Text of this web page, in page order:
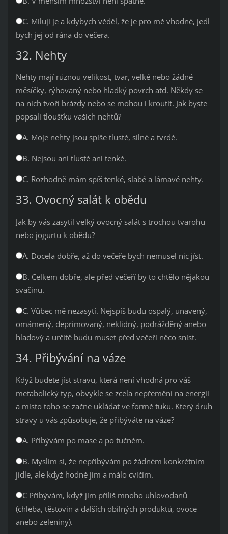
C. Miluji je a kdybych věděl, že je pro mě vhodné, jedl
bych jej od rána do večera.
32. Nehty
Nehty mají různou velikost, tvar, velké nebo žádné
měsíčky, rýhovaný nebo hladký povrch atd. Někdy se
na nich tvoří brázdy nebo se mohou i kroutit. Jak byste
popsali tloušťku vašich nehtů?
A. Moje nehty jsou spíše tlusté, silné a tvrdé.
B. Nejsou ani tlusté ani tenké.
C. Rozhodně mám spíš tenké, slabé a lámavé nehty.
33. Ovocný salát k obědu
Jak by vás zasytil velký ovocný salát s trochou tvarohu
nebo jogurtu k obědu?
A. Docela dobře, až do večeře bych nemusel nic jíst.
B. Celkem dobře, ale před večeří by to chtělo nějakou
svačinu.
C. Vůbec mě nezasytí. Nejspíš budu ospalý, unavený,
omámený, deprimovaný, neklidný, podrážděný anebo
hladový a určitě budu muset před večeří něco sníst.
34. Přibývání na váze
Když budete jíst stravu, která není vhodná pro váš
metabolický typ, obvykle se zcela nepřemění na energii
a místo toho se začne ukládat ve formě tuku. Který druh
stravy u vás způsobuje, že přibýváte na váze?
A. Přibývám po mase a po tučném.
B. Myslím si, že nepřibývám po žádném konkrétním
jídle, ale když hodně jím a málo cvičím.
C Přibývám, když jím příliš mnoho uhlovodanů
(chleba, těstovin a dalších obilných produktů, ovoce
anebo zeleniny).